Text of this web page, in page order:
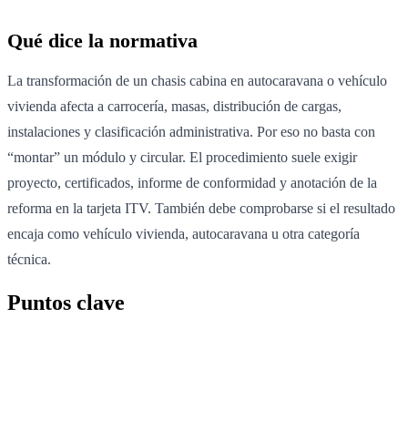
Qué dice la normativa
La transformación de un chasis cabina en autocaravana o vehículo
vivienda afecta a carrocería, masas, distribución de cargas,
instalaciones y clasificación administrativa. Por eso no basta con
“montar” un módulo y circular. El procedimiento suele exigir
proyecto, certificados, informe de conformidad y anotación de la
reforma en la tarjeta ITV. También debe comprobarse si el resultado
encaja como vehículo vivienda, autocaravana u otra categoría
técnica.
Puntos clave